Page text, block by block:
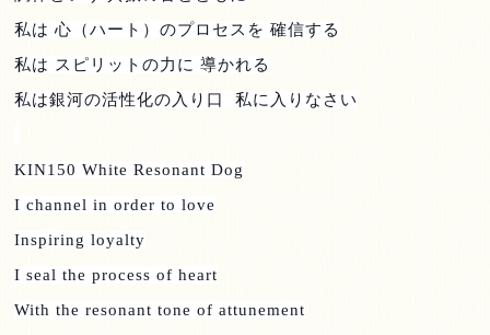
私は 心（ハート）のプロセスを 確信する
私は スピリットの力に 導かれる
私は銀河の活性化の入り口
私に入りなさい
KIN150 White Resonant Dog
I channel in order to love
Inspiring loyalty
I seal the process of heart
With the resonant tone of attunement